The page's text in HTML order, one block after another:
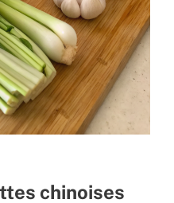
chinoises